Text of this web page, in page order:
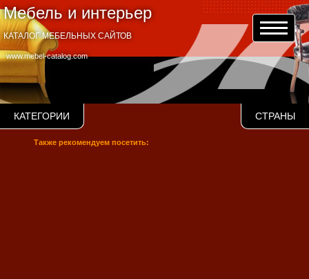
Мебель и интерьер
www.mebel-catalog.com
КАТАЛОГ МЕБЕЛЬНЫХ САЙТОВ
КАТЕГОРИИ СТРАНЫ
Также рекомендуем посетить: